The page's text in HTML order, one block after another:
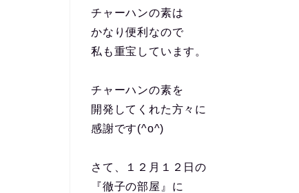
チャーハンの素は
かなり便利なので
私も重宝しています。
チャーハンの素を
開発してくれた方々に
感謝です(^o^)
さて、１２月１２日の
『徹子の部屋』に